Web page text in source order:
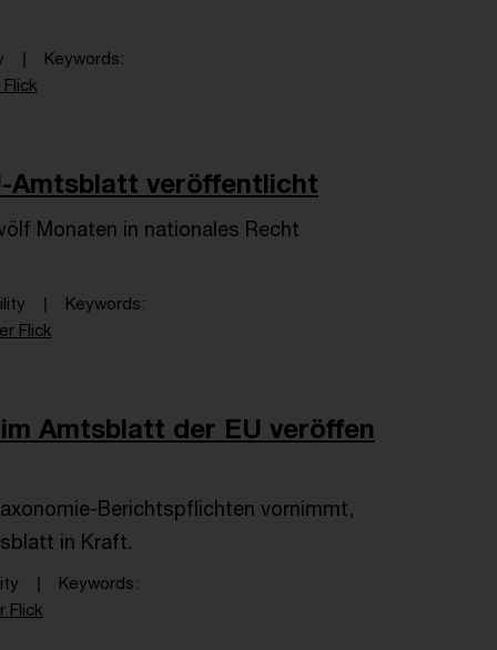
Keywords
Amtsblatt veröffentlicht
Monaten in nationales Recht
Keywords
Flick
Amtsblatt der EU veröffen
Berichtspflichten vornimmt,
in Kraft.
Keywords
Flick